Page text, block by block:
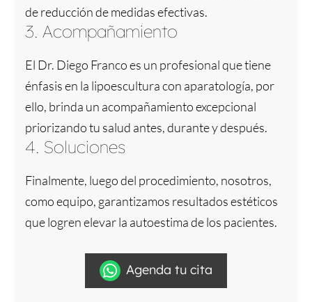
de reducción de medidas efectivas.
3. Acompañamiento
El Dr. Diego Franco es un profesional que tiene
énfasis en la lipoescultura con aparatología, por
ello, brinda un acompañamiento excepcional
priorizando tu salud antes, durante y después.
4. Soluciones
Finalmente, luego del procedimiento, nosotros,
como equipo, garantizamos resultados estéticos
que logren elevar la autoestima de los pacientes.
Agenda tu cita